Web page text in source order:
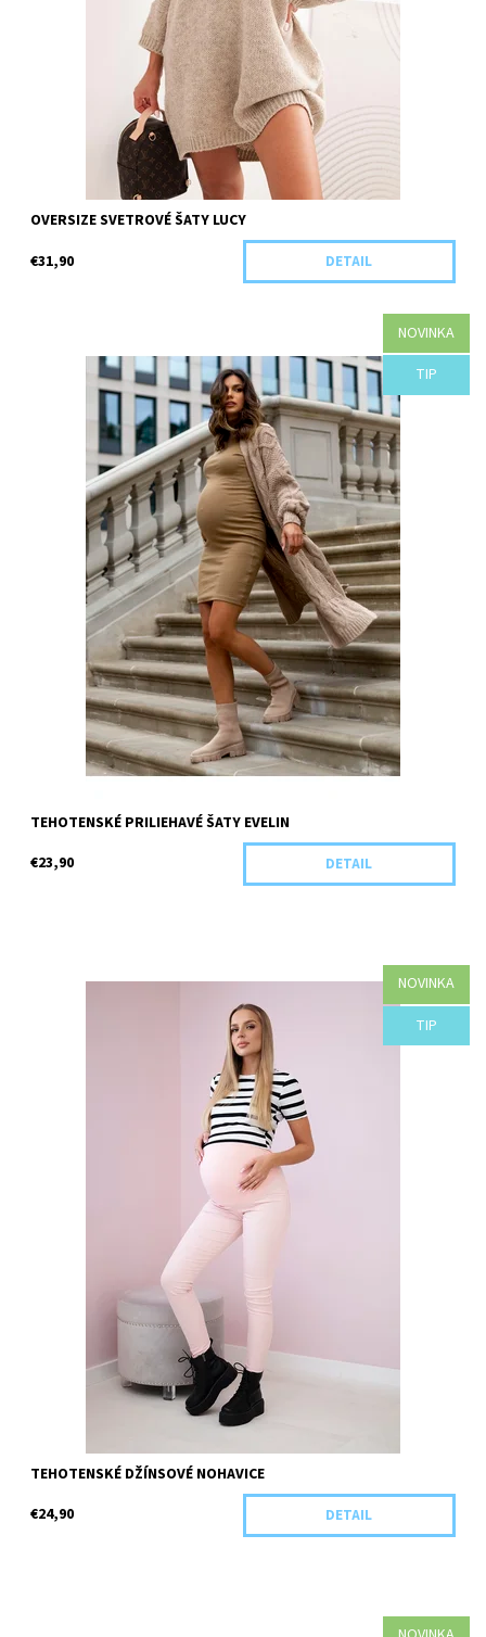
OVERSIZE SVETROVÉ ŠATY LUCY
€31,90
DETAIL
NOVINKA
TIP
Dostupnosť:
Objednané
H10-44011/ZEL/UNI
TEHOTENSKÉ PRILIEHAVÉ ŠATY EVELIN
€23,90
DETAIL
NOVINKA
TIP
TEHOTENSKÉ DŽÍNSOVÉ NOHAVICE
€24,90
DETAIL